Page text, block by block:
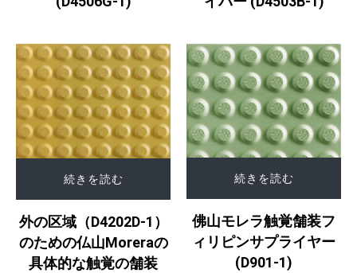
続きを読む
外の区域（D4202D-1）
のための仏山Moreraの
具体的な触覚の舗装
続きを読む
佛山モレラ触覚舗装フ
ィリピンサプライヤー
(D901-1)